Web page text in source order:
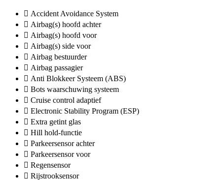
Accident Avoidance System
Airbag(s) hoofd achter
Airbag(s) hoofd voor
Airbag(s) side voor
Airbag bestuurder
Airbag passagier
Anti Blokkeer Systeem (ABS)
Bots waarschuwing systeem
Cruise control adaptief
Electronic Stability Program (ESP)
Extra getint glas
Hill hold-functie
Parkeersensor achter
Parkeersensor voor
Regensensor
Rijstrooksensor